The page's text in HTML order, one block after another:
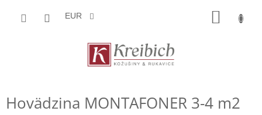
EUR
Hovädzina MONTAFONER 3-4 m2